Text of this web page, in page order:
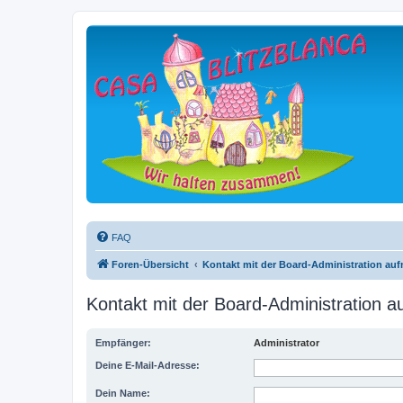
FAQ
Foren-Übersicht Kontakt mit der Board-Administration
Kontakt mit der Board-Administration
Empfänger: Administrator
Deine E-Mail-Adresse:
Dein Name: